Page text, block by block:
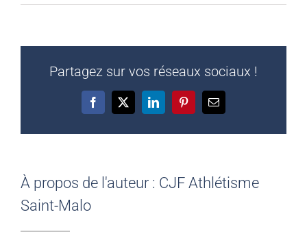
Partagez sur vos réseaux sociaux !
Facebook
X LinkedInPinterestEmail
À propos de l'auteur : CJF Athlétisme
Saint-Malo